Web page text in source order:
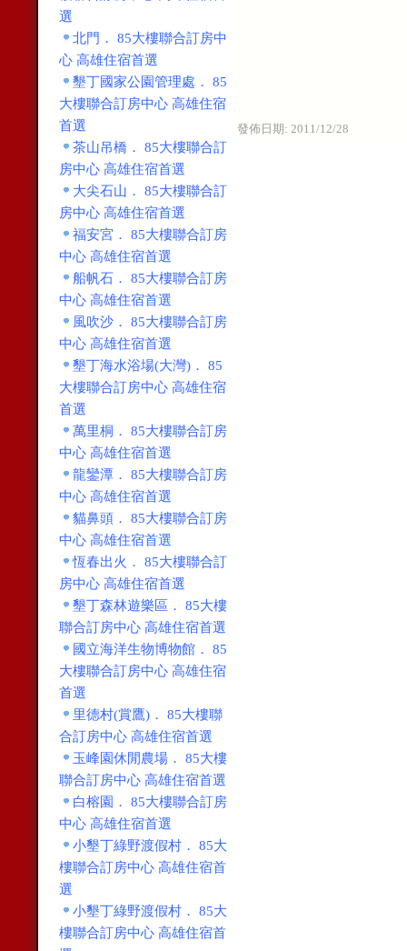
選
北門． 85大樓聯合訂房中
心 高雄住宿首選
墾丁國家公園管理處． 85
大樓聯合訂房中心 高雄住宿
首選
茶山吊橋． 85大樓聯合訂
房中心 高雄住宿首選
大尖石山． 85大樓聯合訂
房中心 高雄住宿首選
福安宮． 85大樓聯合訂房
中心 高雄住宿首選
船帆石． 85大樓聯合訂房
中心 高雄住宿首選
風吹沙． 85大樓聯合訂房
中心 高雄住宿首選
墾丁海水浴場(大灣)． 85
大樓聯合訂房中心 高雄住宿
首選
萬里桐． 85大樓聯合訂房
中心 高雄住宿首選
龍鑾潭． 85大樓聯合訂房
中心 高雄住宿首選
貓鼻頭． 85大樓聯合訂房
中心 高雄住宿首選
恆春出火． 85大樓聯合訂
房中心 高雄住宿首選
墾丁森林遊樂區． 85大樓
聯合訂房中心 高雄住宿首選
國立海洋生物博物館． 85
大樓聯合訂房中心 高雄住宿
首選
里德村(賞鷹)． 85大樓聯
合訂房中心 高雄住宿首選
玉峰園休閒農場． 85大樓
聯合訂房中心 高雄住宿首選
白榕園． 85大樓聯合訂房
中心 高雄住宿首選
小墾丁綠野渡假村． 85大
樓聯合訂房中心 高雄住宿首
選
小墾丁綠野渡假村． 85大
樓聯合訂房中心 高雄住宿首
發佈日期: 2011/12/28